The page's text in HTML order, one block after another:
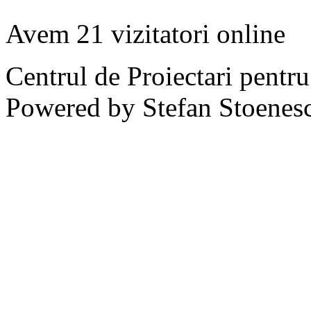
Avem 21 vizitatori online
Centrul de Proiectari
Powered by Stefan